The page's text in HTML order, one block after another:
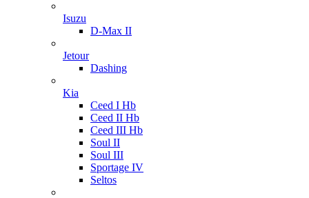
Isuzu
D-Max II
Jetour
Dashing
Kia
Ceed I Hb
Ceed II Hb
Ceed III Hb
Soul II
Soul III
Sportage IV
Seltos